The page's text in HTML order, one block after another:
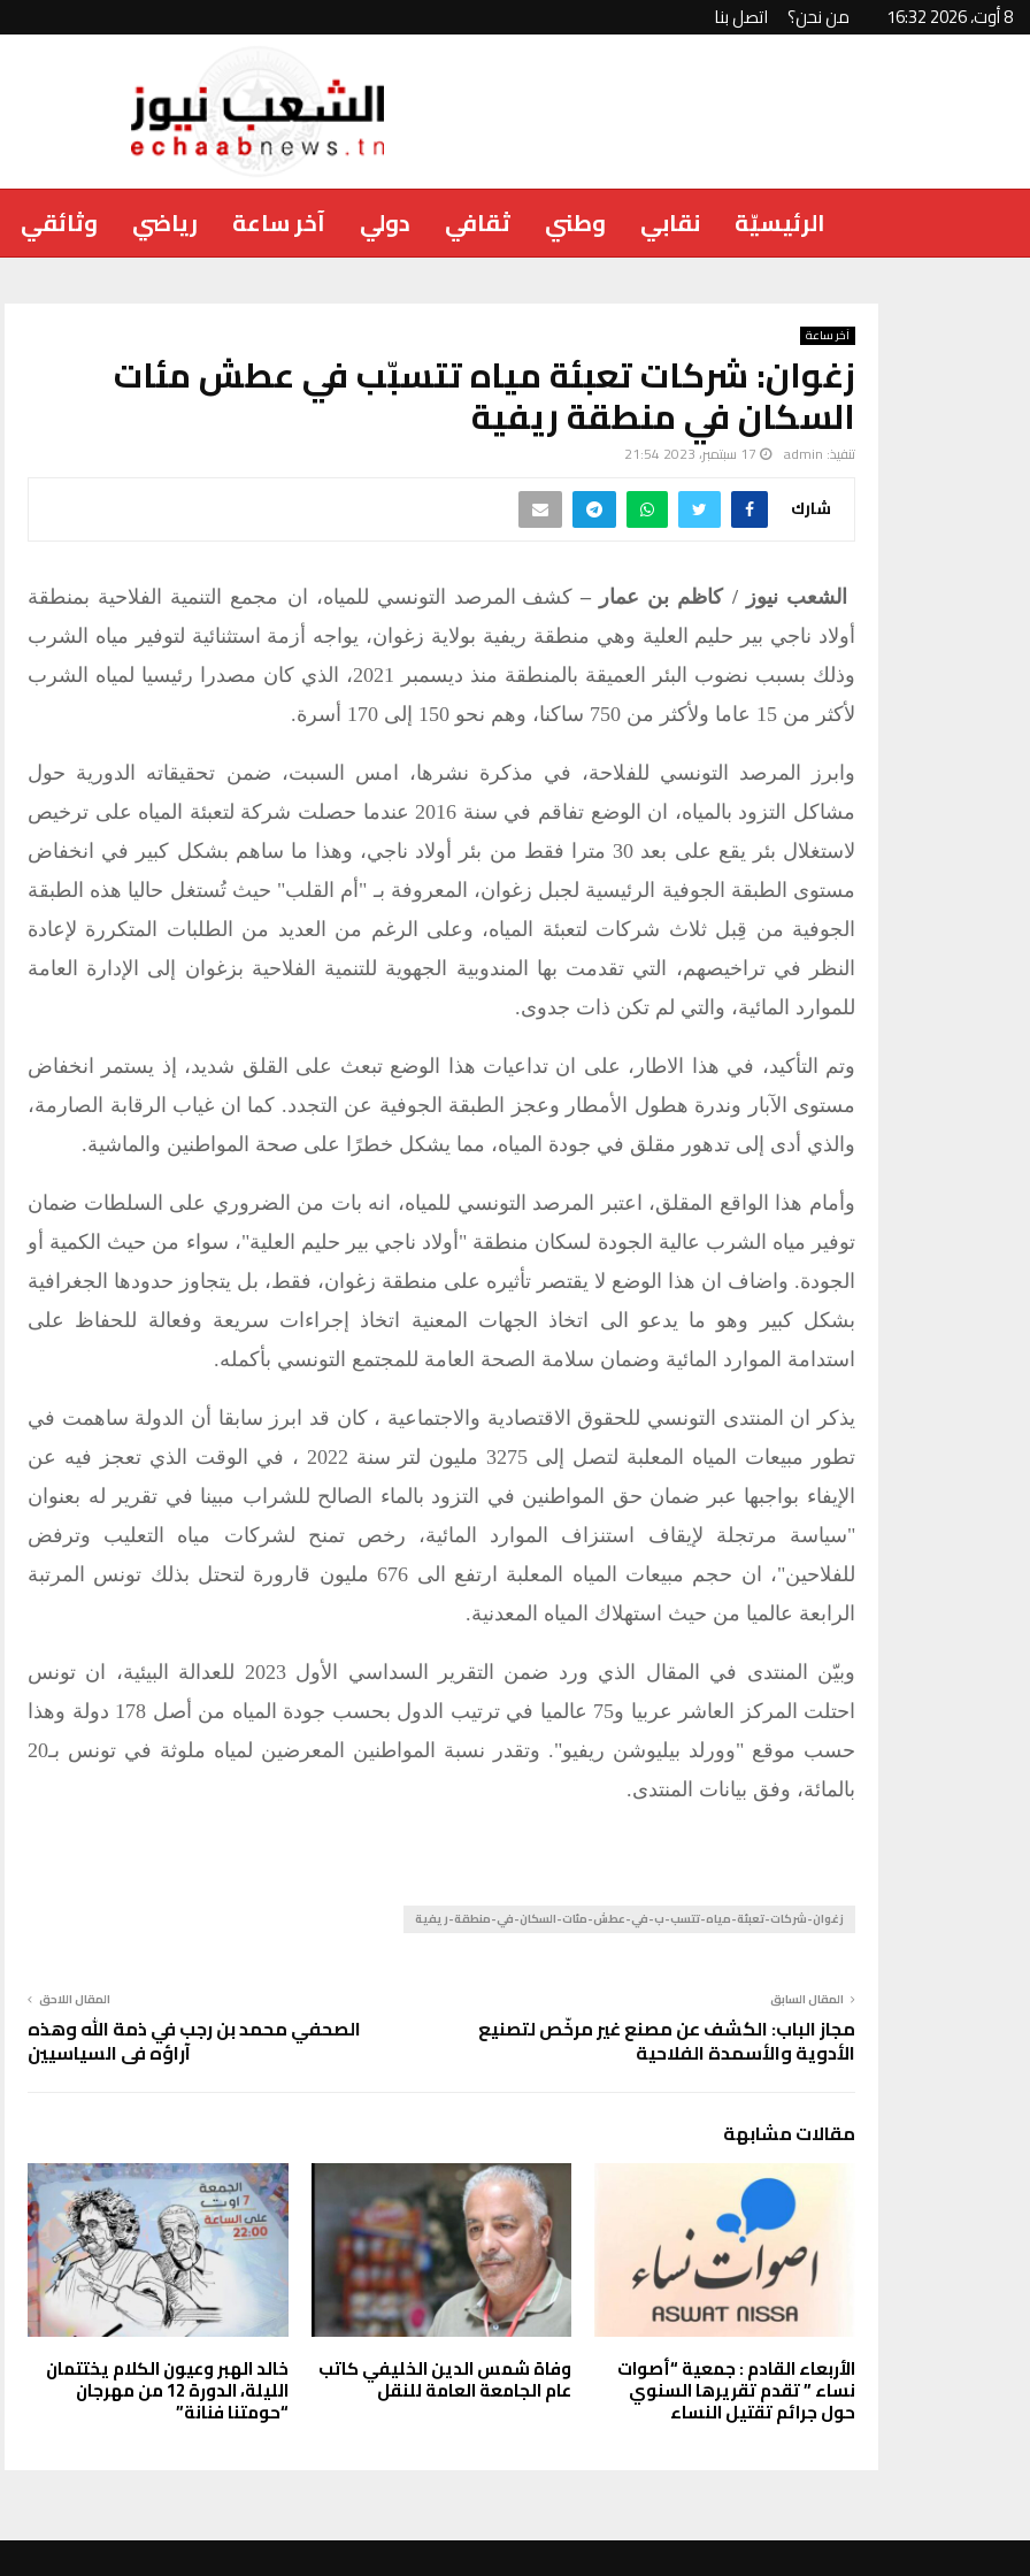
8 أوت، 2026 16:32 من نحن؟ اتصل بنا
الرئيسيّة نقابي وطني ثقافي دولي آخر ساعة رياضي وثائقي
آخر ساعة
زغوان: شركات تعبئة مياه تتسبّب في عطش مئات
السكان في منطقة ريفية
تنفيذ: admin 17 سبتمبر، 2023 21:54
شارك
الشعب نيوز / كاظم بن عمار –كشف المرصد التونسي للمياه، ان مجمع التنمية الفلاحية بمنطقة
أولاد ناجي بير حليم العلية وهي منطقة ريفية بولاية زغوان، يواجه أزمة استثنائية لتوفير مياه الشرب
وذلك بسبب نضوب البئر العميقة بالمنطقة منذ ديسمبر 2021، الذي كان مصدرا رئيسيا لمياه الشرب
لأكثر من 15 عاما ولأكثر من 750 ساكنا، وهم نحو 150 إلى 170 أسرة.
وابرز المرصد التونسي للفلاحة، في مذكرة نشرها، امس السبت، ضمن تحقيقاته الدورية حول
مشاكل التزود بالمياه، ان الوضع تفاقم في سنة 2016 عندما حصلت شركة لتعبئة المياه على ترخيص
لاستغلال بئر يقع على بعد 30 مترا فقط من بئر أولاد ناجي، وهذا ما ساهم بشكل كبير في انخفاض
مستوى الطبقة الجوفية الرئيسية لجبل زغوان، المعروفة بـ "أم القلب" حيث تُستغل حاليا هذه الطبقة
الجوفية من قِبل ثلاث شركات لتعبئة المياه، وعلى الرغم من العديد من الطلبات المتكررة لإعادة
النظر في تراخيصهم، التي تقدمت بها المندوبية الجهوية للتنمية الفلاحية بزغوان إلى الإدارة العامة
للموارد المائية، والتي لم تكن ذات جدوى.
وتم التأكيد، في هذا الاطار، على ان تداعيات هذا الوضع تبعث على القلق شديد، إذ يستمر انخفاض
مستوى الآبار وندرة هطول الأمطار وعجز الطبقة الجوفية عن التجدد. كما ان غياب الرقابة الصارمة،
والذي أدى إلى تدهور مقلق في جودة المياه، مما يشكل خطرًا على صحة المواطنين والماشية.
وأمام هذا الواقع المقلق، اعتبر المرصد التونسي للمياه، انه بات من الضروري على السلطات ضمان
توفير مياه الشرب عالية الجودة لسكان منطقة "أولاد ناجي بير حليم العلية"، سواء من حيث الكمية أو
الجودة. واضاف ان هذا الوضع لا يقتصر تأثيره على منطقة زغوان، فقط، بل يتجاوز حدودها الجغرافية
بشكل كبير وهو ما يدعو الى اتخاذ الجهات المعنية اتخاذ إجراءات سريعة وفعالة للحفاظ على
استدامة الموارد المائية وضمان سلامة الصحة العامة للمجتمع التونسي بأكمله.
يذكر ان المنتدى التونسي للحقوق الاقتصادية والاجتماعية ، كان قد ابرز سابقا أن الدولة ساهمت في
تطور مبيعات المياه المعلبة لتصل إلى 3275 مليون لتر سنة 2022 ، في الوقت الذي تعجز فيه عن
الإيفاء بواجبها عبر ضمان حق المواطنين في التزود بالماء الصالح للشراب مبينا في تقرير له بعنوان
"سياسة مرتجلة لإيقاف استنزاف الموارد المائية، رخص تمنح لشركات مياه التعليب وترفض
للفلاحين"، ان حجم مبيعات المياه المعلبة ارتفع الى 676 مليون قارورة لتحتل بذلك تونس المرتبة
الرابعة عالميا من حيث استهلاك المياه المعدنية.
وبيّن المنتدى في المقال الذي ورد ضمن التقرير السداسي الأول 2023 للعدالة البيئية، ان تونس
احتلت المركز العاشر عربيا و75 عالميا في ترتيب الدول بحسب جودة المياه من أصل 178 دولة وهذا
حسب موقع "وورلد بيليوشن ريفيو". وتقدر نسبة المواطنين المعرضين لمياه ملوثة في تونس بـ20
بالمائة، وفق بيانات المنتدى.
زغوان-شركات-تعبئة-مياه-تتسب-ب-في-عطش-مئات-السكان-في-منطقة-ريفية
المقال السابق
مجاز الباب: الكشف عن مصنع غير مرخّص لتصنيع
الأدوية والأسمدة الفلاحية
المقال اللاحق
الصحفي محمد بن رجب في ذمة الله وهذه
آراؤه في السياسيين
مقالات مشابهة
الأربعاء القادم : جمعية “أصوات
نساء ” تقدم تقريرها السنوي
حول جرائم تقتيل النساء
وفاة شمس الدين الخليفي كاتب
عام الجامعة العامة للنقل
خالد الهبر وعيون الكلام يختتمان
الليلة، الدورة 12 من مهرجان
“حومتنا فنانة”